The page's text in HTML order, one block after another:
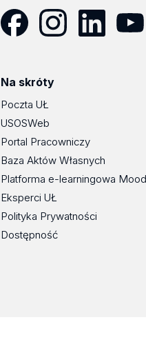
Na skróty
Poczta UŁ
USOSWeb
Portal Pracowniczy
Baza Aktów Własnych
Platforma e-learningowa
Eksperci UŁ
Polityka Prywatności
Dostępność